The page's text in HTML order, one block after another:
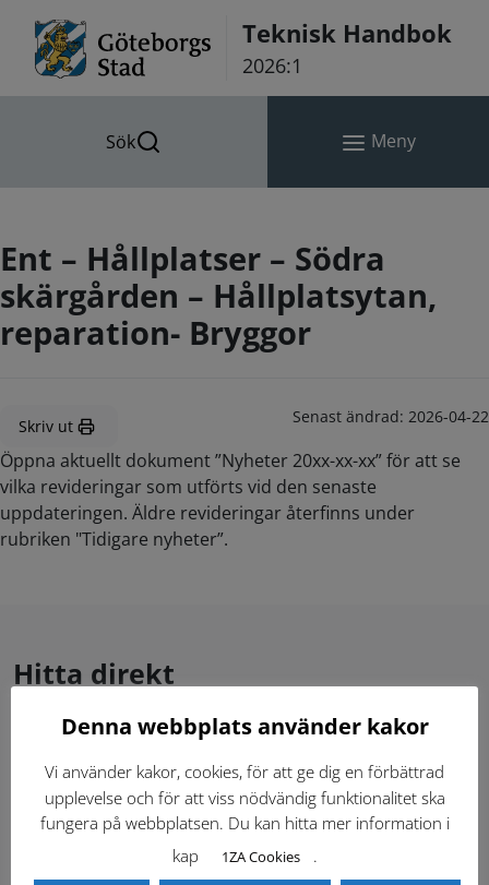
Teknisk Handbok
2026:1
Sök Meny
Ent – Hållplatser – Södra
skärgården – Hållplatsytan,
reparation- Bryggor
Skriv ut Senast ändrad: 2026-04-22
Öppna aktuellt dokument ”Nyheter 20xx-xx-xx” för att se
vilka revideringar som utförts vid den senaste
uppdateringen. Äldre revideringar återfinns under
rubriken "Tidigare nyheter”.
Hitta direkt
Gällande standardritningar (Dwg och pdf)
Dokumentbibliotek Kontaktlista
Tidigare versioner
Denna webbplats använder kakor
Vi använder kakor, cookies, för att ge dig en förbättrad
upplevelse och för att viss nödvändig funktionalitet ska
fungera på webbplatsen. Du kan hitta mer information i
kap
1ZA Cookies .